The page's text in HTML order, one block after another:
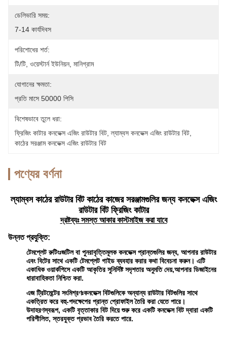
ডেলিভারি সময়:
7-14 কার্যদিবস
পরিশোধের শর্ত:
টি/টি, ওয়েস্টার্ন ইউনিয়ন, মানিগ্রাম
যোগানের ক্ষমতা:
প্রতি মাসে 50000 পিসি
বিশেষভাবে তুলে ধরা:
ফ্রিজিং কাটার কনভেক্স এজিং রাউটার বিট , ল্যাম্বস কনভেক্স এজিং রাউটার বিট
কাঠের সরঞ্জাম কনভেক্স এজিং রাউটার বিট
পণ্যের বর্ণনা
ল্যাম্বস কাঠের রাউটার বিট কাঠের কাজের সরঞ্জামগুলির জন্য কনভেক্স এজিং
রাউটার বিট ফ্রিজিং কাটার
দ্রষ্টব্যঃ সমস্ত আকার কাস্টমাইজ করা যাবে
উন্নত প্রযুক্তি:
টেমপ্লেট রুটিংঃজটিল বা পুনরাবৃত্তিমূলক কনভেক্স প্রান্তগুলির জন্য, আপনার রাউটার
এবং বিটের সাথে একটি টেমপ্লেট গাইড ব্যবহার করার কথা বিবেচনা করুন। এটি
একাধিক ওয়ার্কপিসে একটি আকৃতির সুনির্দিষ্ট সদৃশতার অনুমতি দেয়,আপনার ডিজাইনের
ধারাবাহিকতা নিশ্চিত করা.
এজ ট্রিটমেন্টের সংমিশ্রণঃকনভেক্স বিটগুলিকে অন্যান্য রাউটার বিটগুলির সাথে
একত্রিত করে বহু-পদক্ষেপের প্রান্ত প্রোফাইল তৈরি করা যেতে পারে।
উদাহরণস্বরূপ, একটি বৃত্তাকার বিট দিয়ে শুরু করে একটি কনভেক্স বিট দ্বারা একটি
পরিশীলিত, স্তরযুক্ত প্রভাব তৈরি করতে পারে.